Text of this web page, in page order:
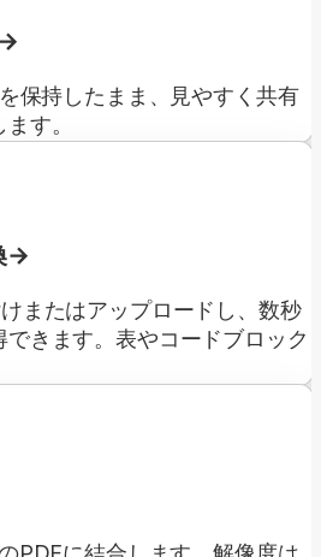
保持したまま、見やすく共有
す。
またはアップロードし、数秒
きます。表やコードブロック